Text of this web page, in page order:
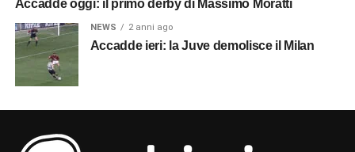
Accadde oggi: il primo derby di Massimo Moratti
NEWS 2 anni ago
Accadde ieri: la Juve demolisce il Milan